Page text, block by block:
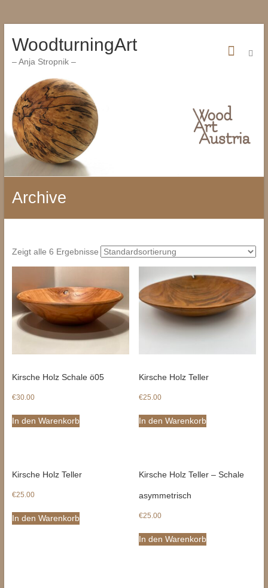
Inhalt
WoodturningArt
– Anja Stropnik –
Archive
Zeigt alle 6 Ergebnisse
Kirsche Holz Schale ö05
€30.00
In den Warenkorb
Kirsche Holz Teller
€25.00
In den Warenkorb
Kirsche Holz Teller
€25.00
In den Warenkorb
Kirsche Holz Teller – Schale
asymmetrisch
€25.00
In den Warenkorb